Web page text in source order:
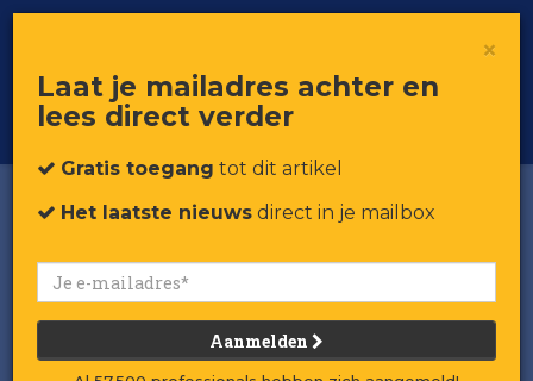
Voor professionals in retail & brands
Toggle
×
Laat je mailadres achter en
lees direct verder
Gratis toegang tot dit artikel
Het laatste nieuws direct in je mailbox
Aanmelden